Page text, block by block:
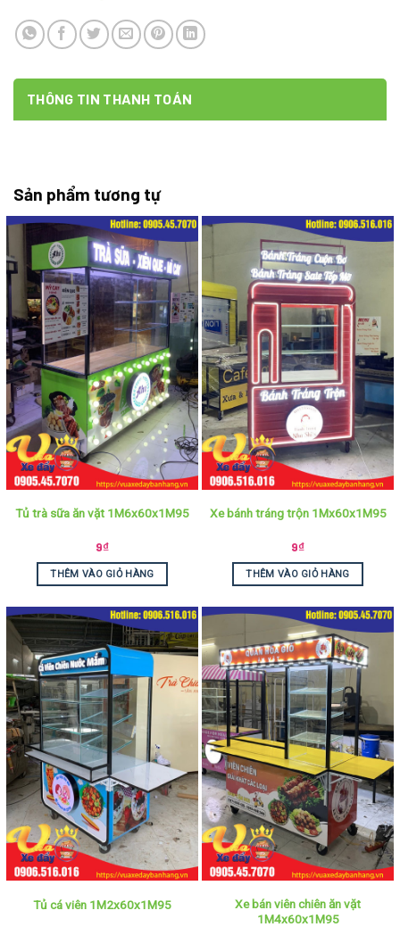
THÔNG TIN THANH TOÁN
Sản phẩm tương tự
Tủ trà sữa ăn vặt 1M6x60x1M95
9₫
THÊM VÀO GIỎ HÀNG
Xe bánh tráng trộn 1Mx60x1M95
9₫
THÊM VÀO GIỎ HÀNG
Tủ cá viên 1M2x60x1M95
Xe bán viên chiên ăn vặt
1M4x60x1M95